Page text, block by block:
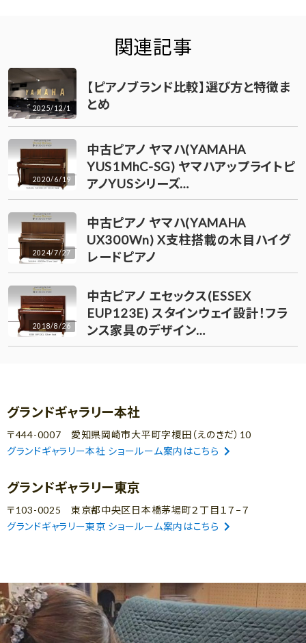
関連記事
2025/12/1
【ピアノブランド比較】選び方と特徴ま
とめ
2020/6/19
中古ピアノ ヤマハ(YAMAHA
YUS1MhC-SG) ヤマハアップライトピ
アノYUSシリーズ…
2024/7/27
中古ピアノ ヤマハ(YAMAHA
UX300Wn) X支柱搭載の木目ハイグ
レードピアノ
2018/8/26
中古ピアノ エセックス(ESSEX
EUP123E) スタインウェイ設計！フラ
ンス家具のデザイン…
グランドギャラリー本社
〒444-0007 愛知県岡崎市大平町字榎田（えのきだ）10
グランドギャラリー本社 ショールーム案内はこちら
グランドギャラリー東京
〒103-0025 東京都中央区日本橋茅場町２丁目１７−７
グランドギャラリー東京 ショールーム案内はこちら